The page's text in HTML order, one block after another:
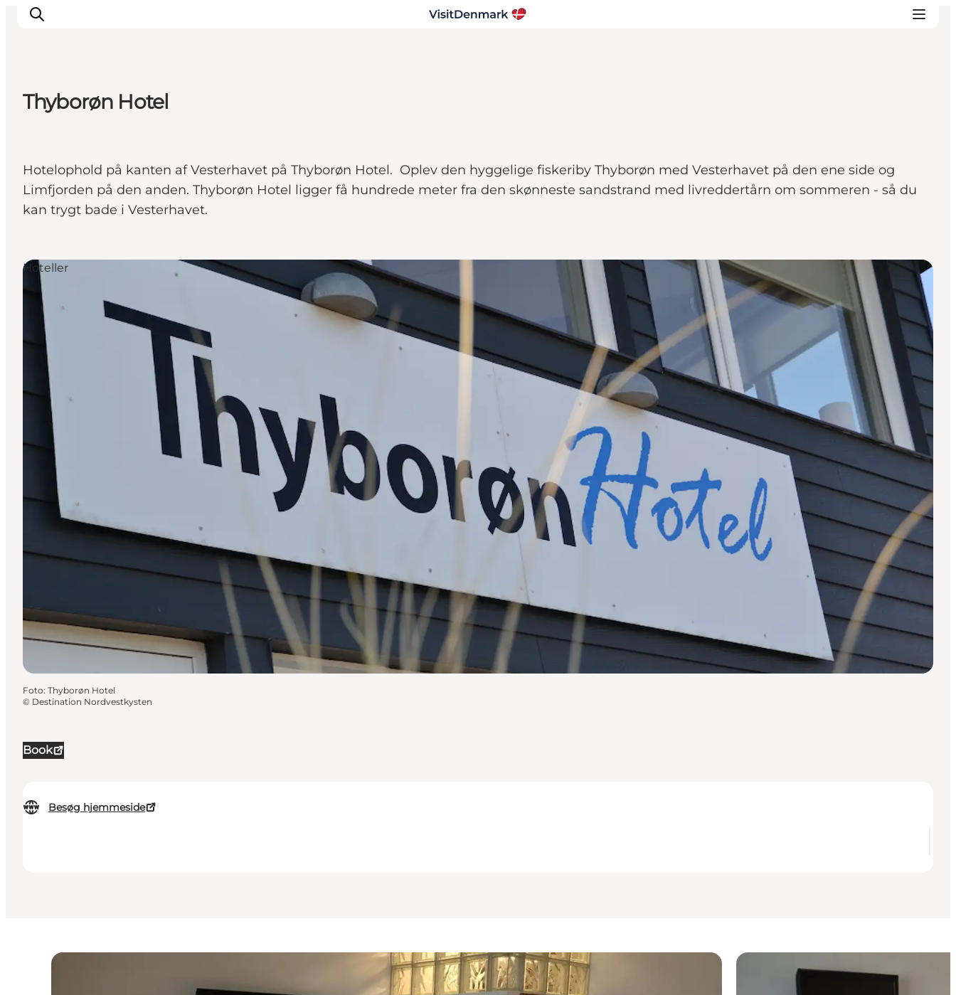
Oplevelser
Overnatning
Planlæg ferien
Thyborøn Hotel
Hotelophold på kanten af Vesterhavet på Thyborøn Hotel. Oplev den hyggelige fiskeriby Thyborøn med Vesterhavet på den ene side og
Limfjorden på den anden. Thyborøn Hotel ligger få hundrede meter fra den skønneste sandstrand med livreddertårn om sommeren - så du
kan trygt bade i Vesterhavet.
Book
Besøg hjemmeside
Hoteller
Foto: Thyborøn Hotel
© Destination Nordvestkysten